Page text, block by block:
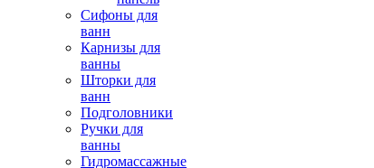
Сифоны для
ванн
Карнизы для
ванны
Шторки для
ванн
Подголовники
Ручки для
ванны
Гидромассажные